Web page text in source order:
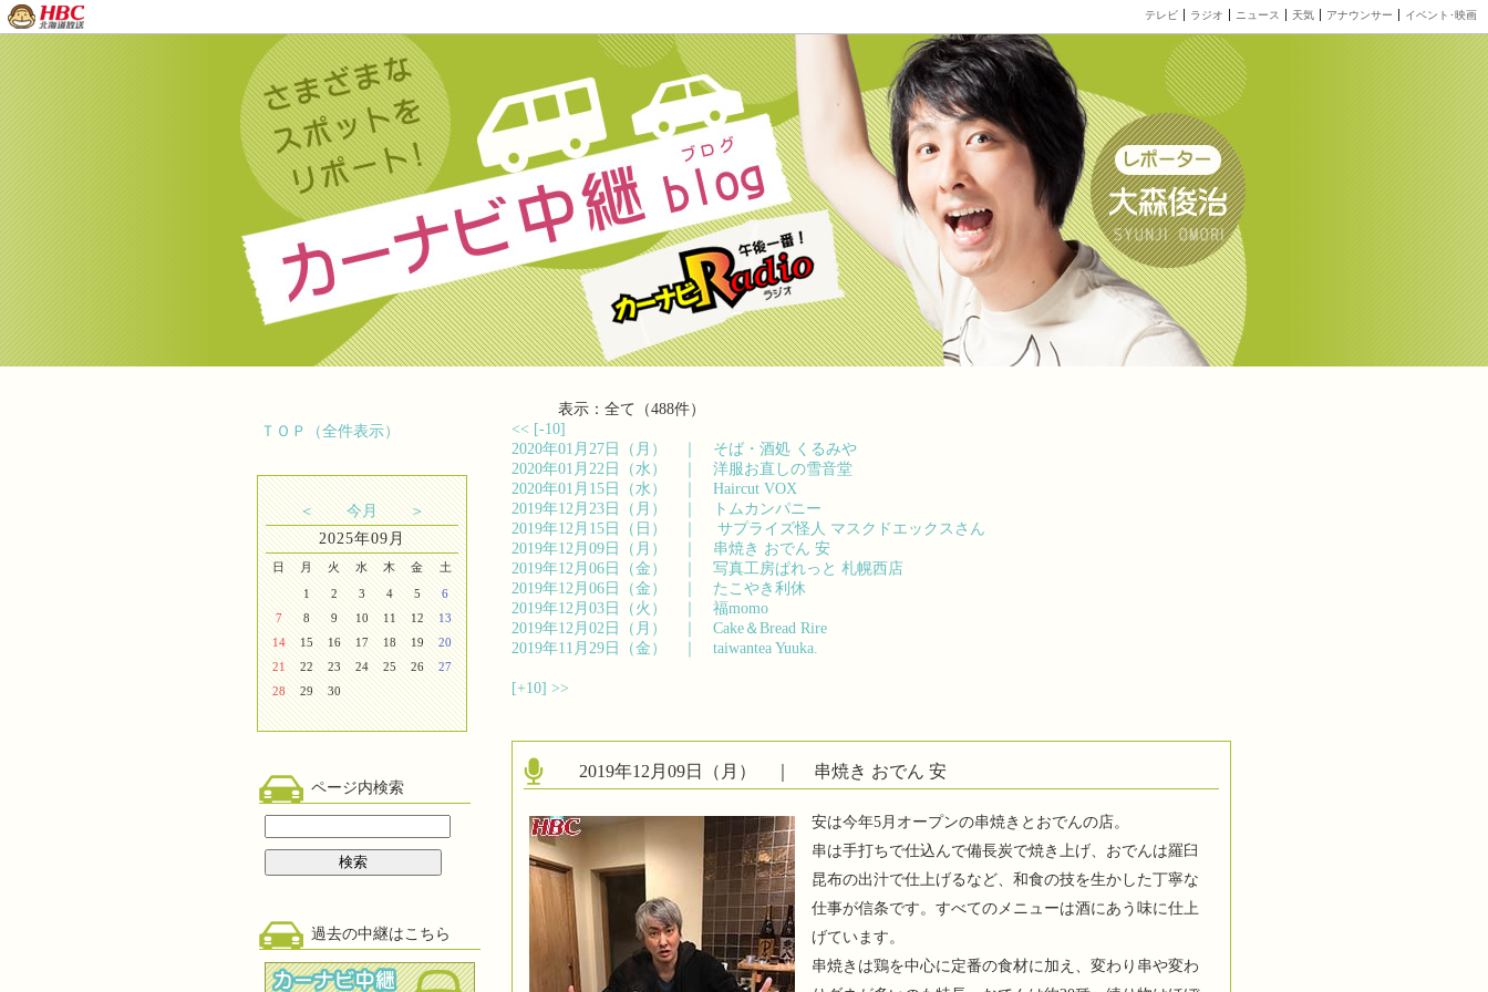
テレビ ラジオ ニュース 天気 アナウンサー イベント･映画
ＴＯＰ（全件表示）
＜ 今月
＞
2025年09月
日 月 火 水 木 金
土
1
2 3 4 5
6
7
8 9 10 11 12
13
14
15 16 17 18 19
20
21
22 23 24 25 26
27
28
29 30
ページ内検索
過去の中継はこちら
表示：全て（488件）
<< [-10]
2020年01月27日（月） ｜ そば・酒処 くるみや
2020年01月22日（水） ｜ 洋服お直しの雪音堂
2020年01月15日（水） ｜ Haircut VOX
2019年12月23日（月） ｜
トムカンパニー
2019年12月15日（日） ｜
サプライズ怪人 マスクドエックスさん
2019年12月09日（月） ｜ 串焼き おでん 安
2019年12月06日（金） ｜ 写真工房ぱれっと 札幌西店
2019年12月06日（金） ｜ たこやき利休
2019年12月03日（火） ｜ 福momo
2019年12月02日（月） ｜ Cake＆Bread Rire
2019年11月29日（金） ｜ taiwantea Yuuka.
[+10] >>
2019年12月09日（月） ｜ 串焼き おでん 安
安は今年5月オープンの串焼きとおでんの店。
串は手打ちで仕込んで備長炭で焼き上げ、おでんは羅臼
昆布の出汁で仕上げるなど、和食の技を生かした丁寧な
仕事が信条です。すべてのメニューは酒にあう味に仕上
げています。
串焼きは鶏を中心に定番の食材に加え、変わり串や変わ